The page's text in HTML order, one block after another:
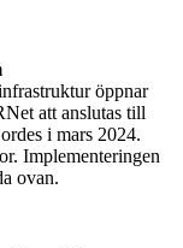
öppnar
att anslutas till
i mars 2024.
Implementeringen
ovan.